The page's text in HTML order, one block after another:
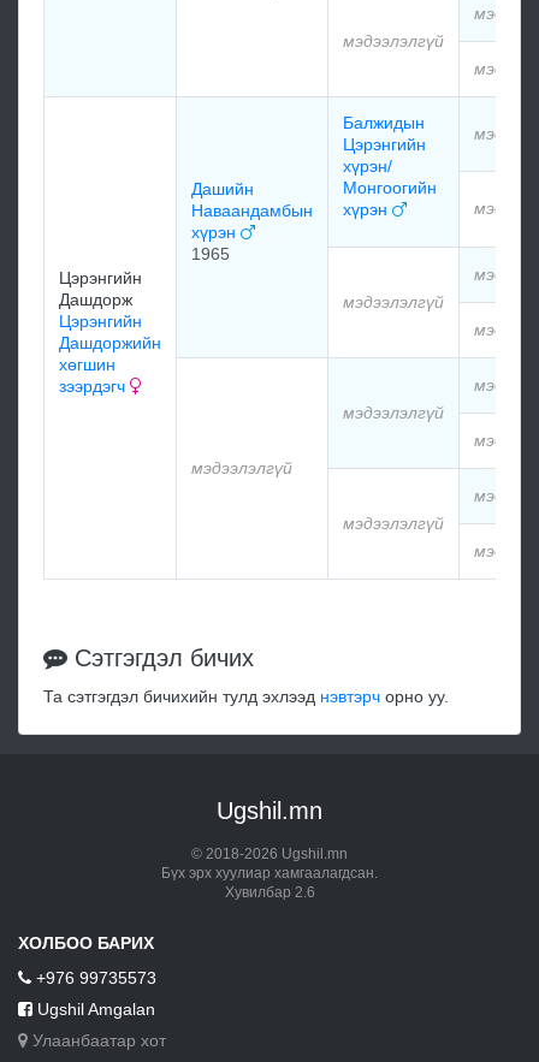
мэдээлэлгүй
Цэрэнгийн
Дашдорж
Цэрэнгийн
Дашдоржийн
хөгшин
зээрдэгч
Дашийн
Наваандамбын
хүрэн
1965
Балжидын
Цэрэнгийн
хүрэн/
Монгоогийн
хүрэн
мэдээлэлгүй
мэдээлэлгүй
мэдээлэлгүй
мэдээлэлгүй
Сэтгэгдэл бичих
Та сэтгэгдэл бичихийн тулд эхлээд нэвтэрч орно уу.
Ugshil.mn
© 2018-2026 Ugshil.mn
Бүх эрх хуулиар хамгаалагдсан.
Хувилбар 2.6
ХОЛБОО БАРИХ
+976 99735573
Ugshil Amgalan
Улаанбаатар хот